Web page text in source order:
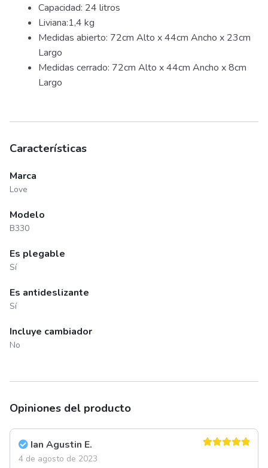
Capacidad: 24 litros
Liviana:1,4 kg
Medidas abierto: 72cm Alto x 44cm Ancho x 23cm
Largo
Medidas cerrado: 72cm Alto x 44cm Ancho x 8cm
Largo
Características
Marca
Love
Modelo
B330
Es plegable
Sí
Es antideslizante
Sí
Incluye cambiador
No
Opiniones del producto
Ian Agustin E.
4 de agosto de 2023